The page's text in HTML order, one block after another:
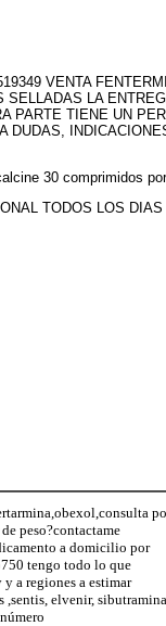
VENTA
LA
PARTE TIENE UN
30 comprimidos
TODOS LOS
peso?contactame
a domicilio por
tengo todo lo que
a regiones a estimar
elvenir, sibutramina,